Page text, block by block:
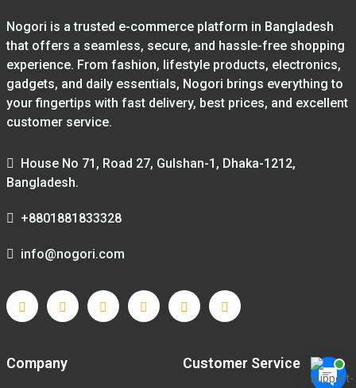
Nogori is a trusted e-commerce platform in Bangladesh
that offers a seamless, secure, and hassle-free shopping
experience. From fashion, lifestyle products, electronics,
gadgets, and daily essentials, Nogori brings everything to
your fingertips with fast delivery, best prices, and excellent
customer service.
House No 71, Road 27, Gulshan-1, Dhaka-1212,
Bangladesh.
+8801881833328
info@nogori.com
Company Customer Service